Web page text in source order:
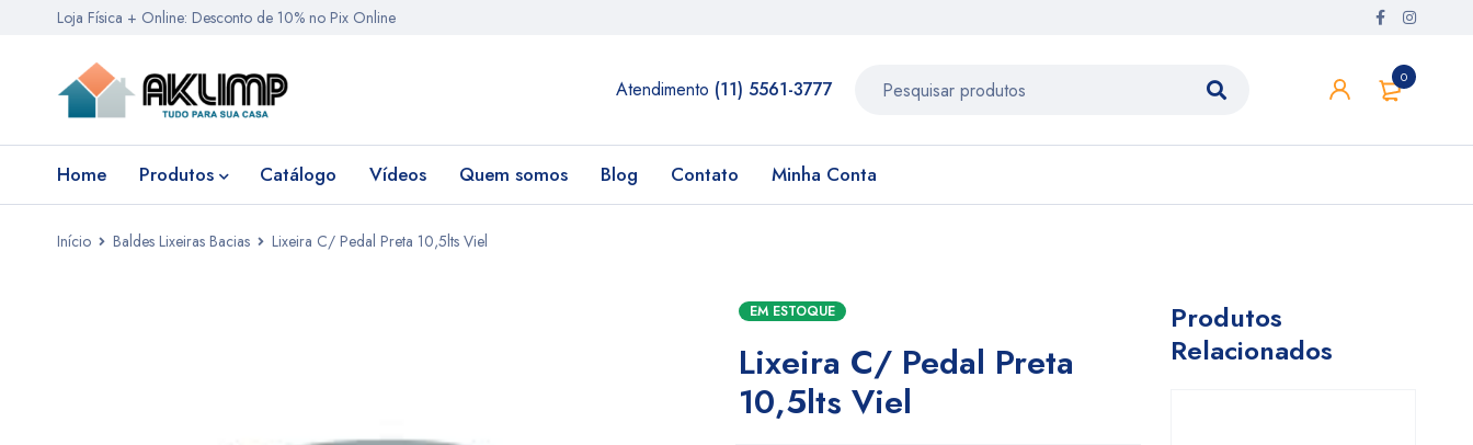
Loja Física + Online: Desconto de 10% no Pix Online
0
Atendimento (11) 5561-3777
Home Produtos Catálogo Vídeos Quem somos Blog Contato Minha Conta
Início Baldes Lixeiras Bacias Lixeira C/ Pedal Preta 10,5lts Viel
EM ESTOQUE
Lixeira C/ Pedal Preta
10,5lts Viel
Produtos
Relacionados